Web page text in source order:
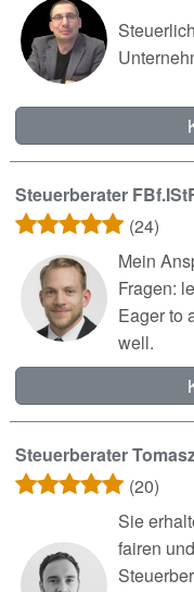
Steuerberater
(24)
Mein
Fragen:
Eager to
well.
Steuerberater
(20)
Sie
fairen